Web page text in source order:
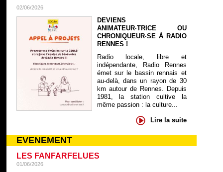
02/06/2026
DEVIENS
ANIMATEUR·TRICE OU
CHRONIQUEUR·SE À RADIO
RENNES !
Radio locale, libre et
indépendante, Radio Rennes
émet sur le bassin rennais et
au-delà, dans un rayon de 30
km autour de Rennes. Depuis
1981, la station cultive la
même passion : la culture...
Lire la suite
EVENEMENT
LES FANFARFELUES
01/06/2026